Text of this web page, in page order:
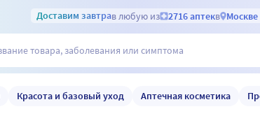
Доставим завтрав любую из 2716 аптекв Москве
Красота и базовый уход Аптечная косметика